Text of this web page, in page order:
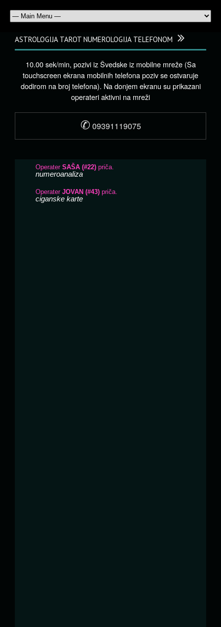
ASTROLOGIJA TAROT NUMEROLOGIJA TELEFONOM
10.00 sek/min, pozivi iz Švedske iz mobilne mreže (Sa
touchscreen ekrana mobilnih telefona poziv se ostvaruje
dodirom na broj telefona). Na donjem ekranu su prikazani
operateri aktivni na mreži
✆ 09391119075